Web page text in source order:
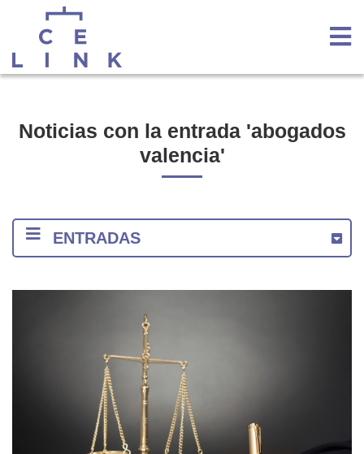
Noticias con la entrada 'abogados
valencia'
ENTRADAS
2020